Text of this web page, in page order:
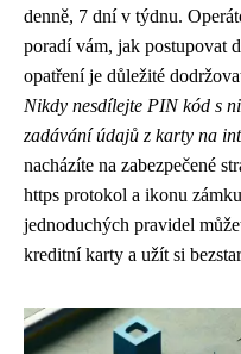
denně, 7 dní v týdnu.
poradí vám, jak postupovat
opatření je důležité
Nikdy nesdílejte PIN kód s
zadávání údajů z karty na
nacházíte na zabezpečené
https protokol a ikonu
jednoduchých pravidel
kreditní karty a užít si